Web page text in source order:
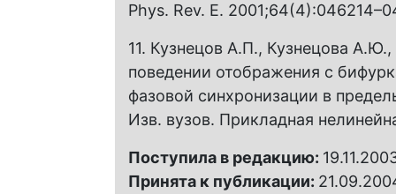
Phys. Rev. E.
11. Кузнецов А.П., Кузнецова
поведении отображения с
фазовой синхронизации в
Изв. вузов. Прикладная
Поступила в редакцию:
Принята к публикации: